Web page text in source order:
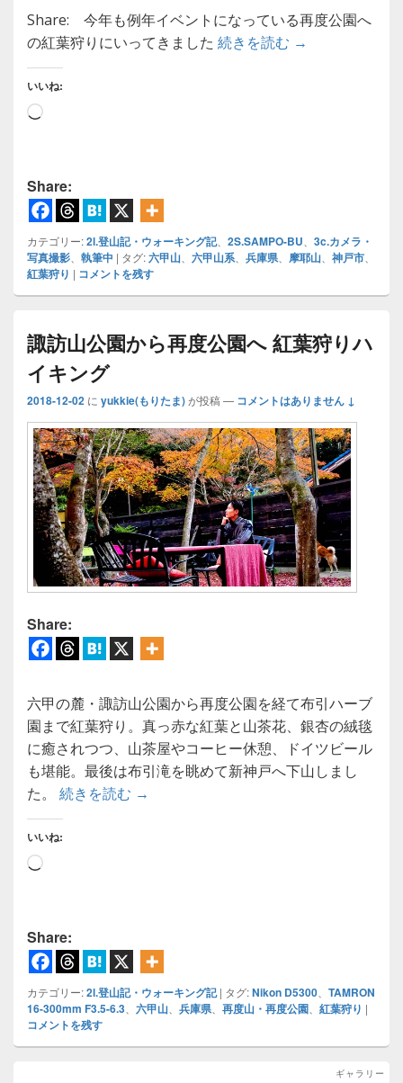
Share: 今年も例年イベントになっている再度公園へ
の紅葉狩りにいってきました 続きを読む 【紅葉狩り】再
→
いいね:
読
み
中…
Share:
カテゴリー:2l.登山記・ウォーキング記、 2S.SAMPO-BU
3c.カメラ・
写真撮影
執筆中 | タグ:六甲山 六甲山系 兵庫県 摩耶山 神戸市
紅葉狩り | コメントを残す
諏訪山公園から再度公園へ 紅葉狩りハ
イキング
2018-12-02 に yukkie(もりたま)が投稿 — コメントはありません ↓
Share:
六甲の麓・諏訪山公園から再度公園を経て布引ハーブ
園まで紅葉狩り。真っ赤な紅葉と山茶花、銀杏の絨毯
に癒されつつ、山茶屋やコーヒー休憩、ドイツビール
も堪能。最後は布引滝を眺めて新神戸へ下山しまし
た。 続きを読む 諏訪山公園から再度公園へ 紅葉狩りハイ
→
いいね:
読
み
中…
Share:
カテゴリー:2l.登山記・ウォーキング記 | タグ:Nikon D5300
TAMRON
16-300mm F3.5-6.3
六甲山 兵庫県 再度山・再度公園 紅葉狩り |
コメントを残す
ギャラリー